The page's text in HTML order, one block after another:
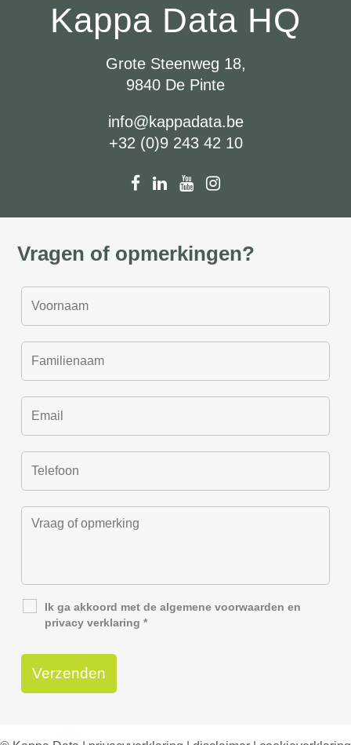
Kappa Data HQ
Grote Steenweg 18,
9840 De Pinte
info@kappadata.be
+32 (0)9 243 42 10
Vragen of opmerkingen?
Ik ga akkoord met dealgemene voorwaarden en
privacy verklaring *